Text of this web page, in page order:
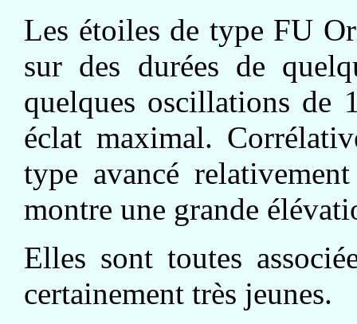
Les étoiles de type FU
sur des durées de
quelques oscillations de
éclat maximal.
type avancé
montre une grande
Elles sont toutes
certainement très jeunes.